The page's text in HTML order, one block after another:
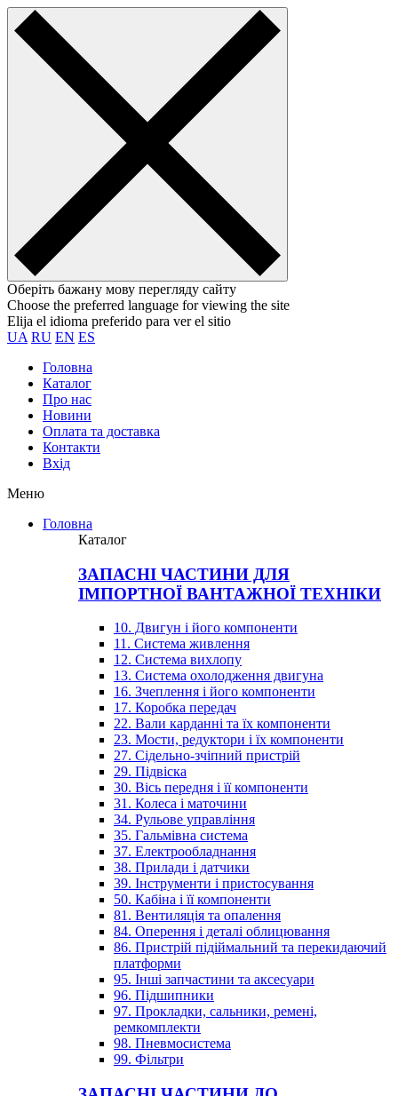
Оберіть бажану мову перегляду сайту
Choose the preferred language for viewing the site
Elija el idioma preferido para ver el sitio
UA RU EN ES
Головна
Каталог
Про нас
Новини
Оплата та доставка
Контакти
Вхiд
Меню
Головна
Каталог
ЗАПАСНІ ЧАСТИНИ ДЛЯ
ІМПОРТНОЇ ВАНТАЖНОЇ ТЕХНІКИ
10. Двигун і його компоненти
11. Система живлення
12. Система вихлопу
13. Система охолодження двигуна
16. Зчеплення і його компоненти
17. Коробка передач
22. Вали карданні та їх компоненти
23. Мости, редуктори і їх компоненти
27. Сідельно-зчіпний пристрій
29. Підвіска
30. Вісь передня і її компоненти
31. Колеса і маточини
34. Рульове управління
35. Гальмівна система
37. Електрообладнання
38. Прилади і датчики
39. Інструменти і пристосування
50. Кабіна і її компоненти
81. Вентиляція та опалення
84. Оперення і деталі облицювання
86. Пристрій підіймальний та перекидаючий
платформи
95. Інші запчастини та аксесуари
96. Підшипники
97. Прокладки, сальники, ремені,
ремкомплекти
98. Пневмосистема
99. Фільтри